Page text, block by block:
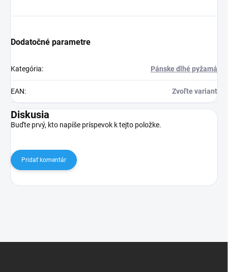
Dodatočné parametre
Kategória: Pánske dlhé pyžamá
EAN: Zvoľte variant
Diskusia
Buďte prvý, kto napíše príspevok k tejto položke.
Pridať komentár